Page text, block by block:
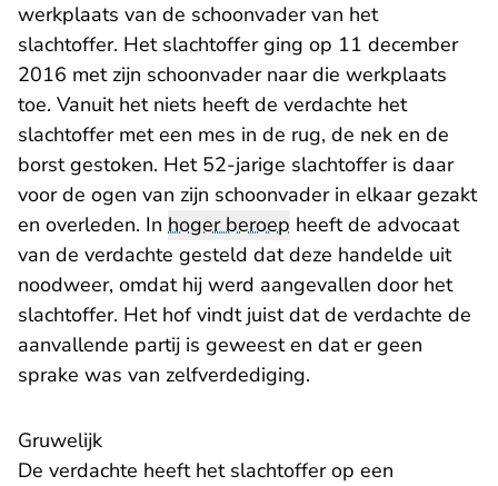
werkplaats van de schoonvader van het
slachtoffer. Het slachtoffer ging op 11 december
2016 met zijn schoonvader naar die werkplaats
toe. Vanuit het niets heeft de verdachte het
slachtoffer met een mes in de rug, de nek en de
borst gestoken. Het 52-jarige slachtoffer is daar
voor de ogen van zijn schoonvader in elkaar gezakt
en overleden. In hoger beroep heeft de advocaat
van de verdachte gesteld dat deze handelde uit
noodweer, omdat hij werd aangevallen door het
slachtoffer. Het hof vindt juist dat de verdachte de
aanvallende partij is geweest en dat er geen
sprake was van zelfverdediging.
Gruwelijk
De verdachte heeft het slachtoffer op een